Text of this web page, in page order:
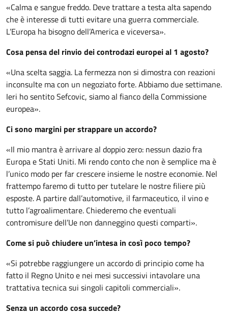
«Calma e sangue freddo. Deve trattare a testa alta sapendo
che è interesse di tutti evitare una guerra commerciale.
L’Europa ha bisogno dell’America e viceversa».
Cosa pensa del rinvio dei controdazi europei al 1 agosto?
«Una scelta saggia. La fermezza non si dimostra con reazioni
inconsulte ma con un negoziato forte. Abbiamo due settimane.
Ieri ho sentito Sefcovic, siamo al fianco della Commissione
europea».
Ci sono margini per strappare un accordo?
«Il mio mantra è arrivare al doppio zero: nessun dazio fra
Europa e Stati Uniti. Mi rendo conto che non è semplice ma è
l’unico modo per far crescere insieme le nostre economie. Nel
frattempo faremo di tutto per tutelare le nostre filiere più
esposte. A partire dall’automotive, il farmaceutico, il vino e
tutto l’agroalimentare. Chiederemo che eventuali
contromisure dell’Ue non danneggino questi comparti».
Come si può chiudere un’intesa in così poco tempo?
«Si potrebbe raggiungere un accordo di principio come ha
fatto il Regno Unito e nei mesi successivi intavolare una
trattativa tecnica sui singoli capitoli commerciali».
Senza un accordo cosa succede?